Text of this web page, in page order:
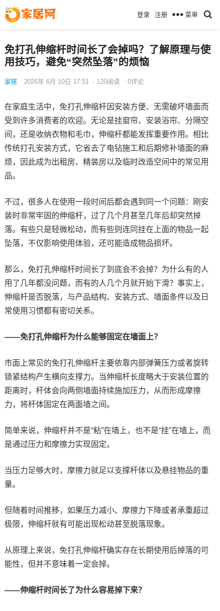
登录 注册 菜单
免打孔伸缩杆时间长了会掉吗？了解原理与使
用技巧，避免“突然坠落”的烦恼
家居 2026年 6月 10日 17:51 · 120阅读 · 0评论
在家庭生活中，免打孔伸缩杆因安装方便、无需破坏墙面而
受到许多消费者的欢迎。无论是挂窗帘、安装浴帘、分隔空
间，还是收纳衣物和毛巾，伸缩杆都能发挥重要作用。相比
传统打孔安装方式，它省去了电钻施工和后期修补墙面的麻
烦，因此成为出租房、精装房以及临时改造空间中的常见用
品。
不过，很多人在使用一段时间后都会遇到同一个问题：刚安
装时非常牢固的伸缩杆，过了几个月甚至几年后却突然掉
落。有些只是轻微松动，而有些则连同挂在上面的物品一起
坠落，不仅影响使用体验，还可能造成物品损坏。
那么，免打孔伸缩杆时间长了到底会不会掉？为什么有的人
用了几年都没问题，而有的人几个月就开始下滑？事实上，
伸缩杆是否脱落，与产品结构、安装方式、墙面条件以及日
常使用习惯都有密切关系。
——免打孔伸缩杆为什么能够固定在墙面上？
市面上常见的免打孔伸缩杆主要依靠内部弹簧压力或者旋转
锁紧结构产生横向支撑力。当伸缩杆长度略大于安装位置的
距离时，杆体会向两侧墙面持续施加压力，从而形成摩擦
力，将杆体固定在两面墙之间。
简单来说，伸缩杆并不是“粘”在墙上，也不是“挂”在墙上，而
是通过压力和摩擦力实现固定。
当压力足够大时，摩擦力就足以支撑杆体以及悬挂物品的重
量。
但随着时间推移，如果压力减小、摩擦力下降或者承重超过
极限，伸缩杆就有可能出现松动甚至脱落现象。
从原理上来说，免打孔伸缩杆确实存在长期使用后掉落的可
能性，但并不意味着一定会掉。
——伸缩杆时间长了为什么容易掉下来？